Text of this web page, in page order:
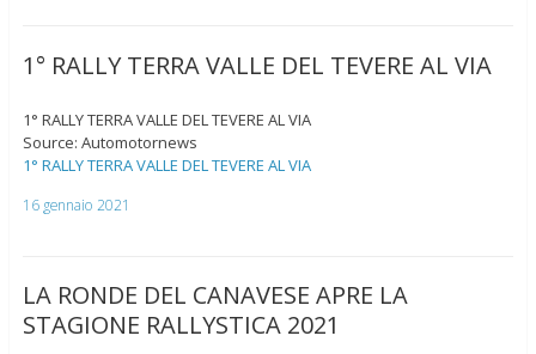
1° RALLY TERRA VALLE DEL TEVERE AL VIA
1° RALLY TERRA VALLE DEL TEVERE AL VIA
Source: Automotornews
1° RALLY TERRA VALLE DEL TEVERE AL VIA
16 gennaio 2021
LA RONDE DEL CANAVESE APRE LA
STAGIONE RALLYSTICA 2021